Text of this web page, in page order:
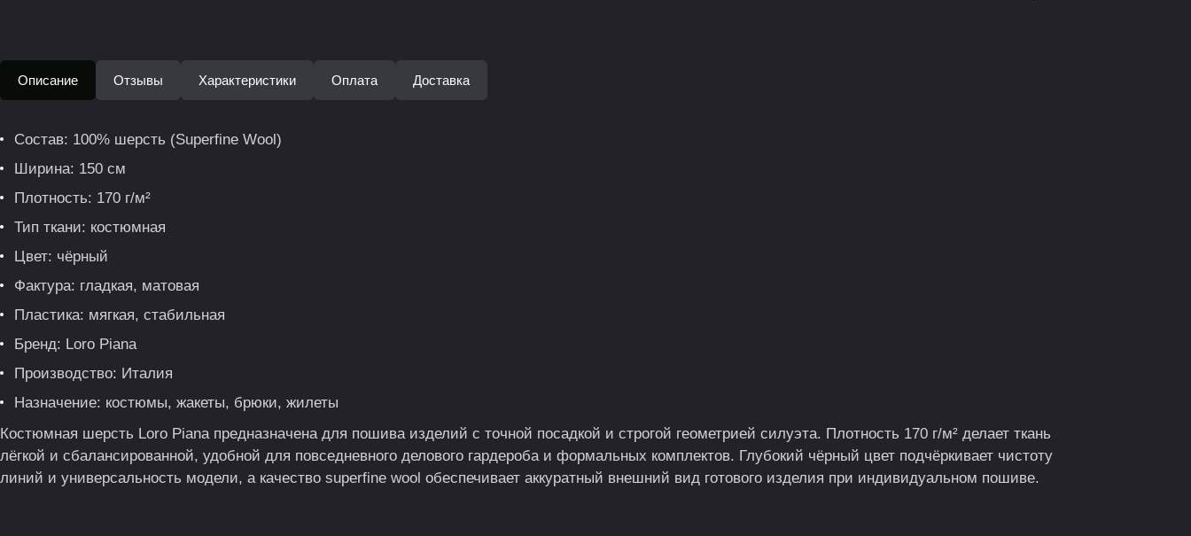
Описание Отзывы Характеристики Оплата Доставка
Состав: 100% шерсть (Superfine Wool)
Ширина: 150 см
Плотность: 170 г/м²
Тип ткани: костюмная
Цвет: чёрный
Фактура: гладкая, матовая
Пластика: мягкая, стабильная
Бренд: Loro Piana
Производство: Италия
Назначение: костюмы, жакеты, брюки, жилеты
Костюмная шерсть Loro Piana предназначена для пошива изделий с точной посадкой и строгой геометрией силуэта. Плотность 170 г/м² делает ткань
лёгкой и сбалансированной, удобной для повседневного делового гардероба и формальных комплектов. Глубокий чёрный цвет подчёркивает чистоту
линий и универсальность модели, а качество superfine wool обеспечивает аккуратный внешний вид готового изделия при индивидуальном пошиве.